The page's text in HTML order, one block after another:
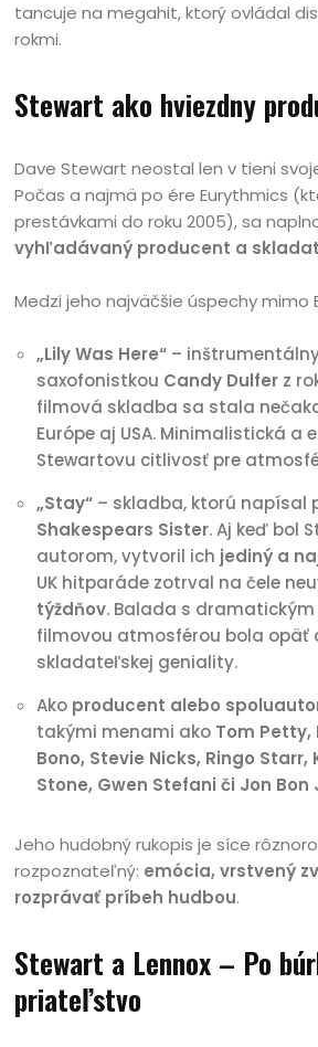
tancuje na megahit, ktorý ovládal
rokmi.
Stewart ako hviezdny
Dave Stewart neostal len v tieni
Počas a najmä po ére Eurythmics
prestávkami do roku 2005), sa
vyhľadávaný producent a
Medzi jeho najväčšie úspechy mimo
„Lily Was Here“ –
saxofonistkou Candy Dulfer z
filmová skladba sa stala
Európe aj USA. Minimalistická a
Stewartovu citlivosť pre
„Stay“ – skladba, ktorú napísal
Shakespears Sister. Aj keď bol
autorom, vytvoril ich jediný a
UK hitparáde zotrval na čele
týždňov. Balada s
filmovou atmosférou bola opäť
skladateľskej geniality.
Ako producent alebo
takými menami ako Tom Petty,
Bono, Stevie Nicks, Ringo Starr,
Stone, Gwen Stefani či Jon Bon
Jeho hudobný rukopis je síce
rozpoznateľný: emócia, vrstvený
rozprávať príbeh hudbou.
Stewart a Lennox – Po
priateľstvo